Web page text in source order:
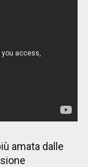
amata dalle